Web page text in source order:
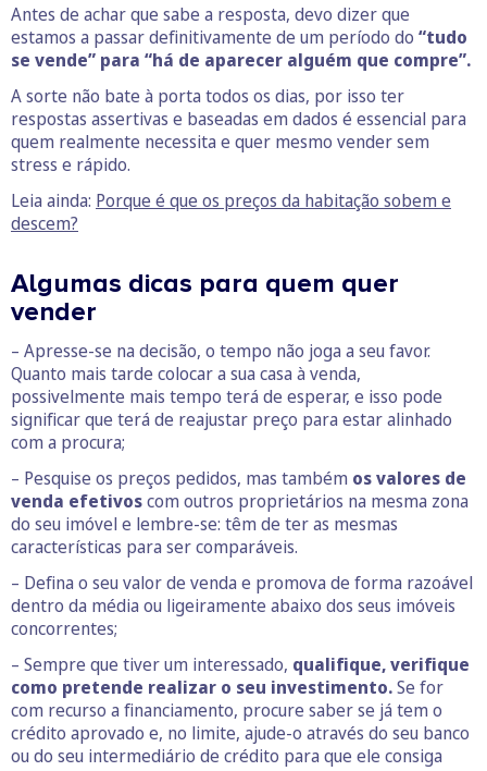
Antes de achar que sabe a resposta, devo dizer que
estamos a passar definitivamente de um período do “tudo
se vende” para “há de aparecer alguém que compre”.
A sorte não bate à porta todos os dias, por isso ter
respostas assertivas e baseadas em dados é essencial para
quem realmente necessita e quer mesmo vender sem
stress e rápido.
Leia ainda: Porque é que os preços da habitação sobem e
descem?
Algumas dicas para quem quer
vender
– Apresse-se na decisão, o tempo não joga a seu favor.
Quanto mais tarde colocar a sua casa à venda,
possivelmente mais tempo terá de esperar, e isso pode
significar que terá de reajustar preço para estar alinhado
com a procura;
– Pesquise os preços pedidos, mas também os valores de
venda efetivoscom outros proprietários na mesma zona
do seu imóvel e lembre-se: têm de ter as mesmas
características para ser comparáveis.
– Defina o seu valor de venda e promova de forma razoável
dentro da média ou ligeiramente abaixo dos seus imóveis
concorrentes;
– Sempre que tiver um interessado, qualifique, verifique
como pretende realizar o seu investimento.Se for
com recurso a financiamento, procure saber se já tem o
crédito aprovado e, no limite, ajude-o através do seu banco
ou do seu intermediário de crédito para que ele consiga